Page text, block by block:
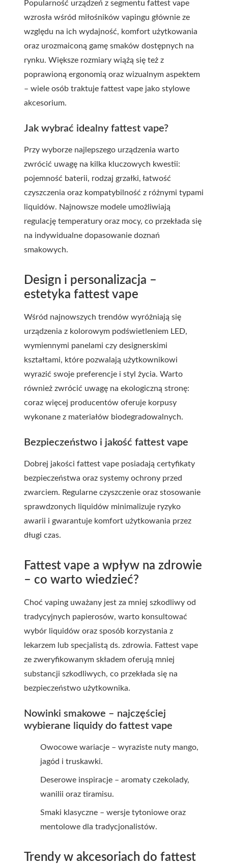
Popularność urządzeń z segmentu fattest vape
wzrosła wśród miłośników vapingu głównie ze
względu na ich wydajność, komfort użytkowania
oraz urozmaiconą gamę smaków dostępnych na
rynku. Większe rozmiary wiążą się też z
poprawioną ergonomią oraz wizualnym aspektem
– wiele osób traktuje fattest vape jako stylowe
akcesorium.
Jak wybrać idealny fattest vape?
Przy wyborze najlepszego urządzenia warto
zwrócić uwagę na kilka kluczowych kwestii:
pojemność baterii, rodzaj grzałki, łatwość
czyszczenia oraz kompatybilność z różnymi typami
liquidów. Najnowsze modele umożliwiają
regulację temperatury oraz mocy, co przekłada się
na indywidualne dopasowanie doznań
smakowych.
Design i personalizacja –
estetyka fattest vape
Wśród najnowszych trendów wyróżniają się
urządzenia z kolorowym podświetleniem LED,
wymiennymi panelami czy designerskimi
kształtami, które pozwalają użytkownikowi
wyrazić swoje preferencje i styl życia. Warto
również zwrócić uwagę na ekologiczną stronę:
coraz więcej producentów oferuje korpusy
wykonane z materiałów biodegradowalnych.
Bezpieczeństwo i jakość fattest vape
Dobrej jakości fattest vape posiadają certyfikaty
bezpieczeństwa oraz systemy ochrony przed
zwarciem. Regularne czyszczenie oraz stosowanie
sprawdzonych liquidów minimalizuje ryzyko
awarii i gwarantuje komfort użytkowania przez
długi czas.
Fattest vape a wpływ na zdrowie
– co warto wiedzieć?
Choć vaping uważany jest za mniej szkodliwy od
tradycyjnych papierosów, warto konsultować
wybór liquidów oraz sposób korzystania z
lekarzem lub specjalistą ds. zdrowia. Fattest vape
ze zweryfikowanym składem oferują mniej
substancji szkodliwych, co przekłada się na
bezpieczeństwo użytkownika.
Nowinki smakowe – najczęściej
wybierane liquidy do fattest vape
Owocowe wariacje – wyraziste nuty mango,
jagód i truskawki.
Deserowe inspiracje – aromaty czekolady,
wanilii oraz tiramisu.
Smaki klasyczne – wersje tytoniowe oraz
mentolowe dla tradycjonalistów.
Trendy w akcesoriach do fattest